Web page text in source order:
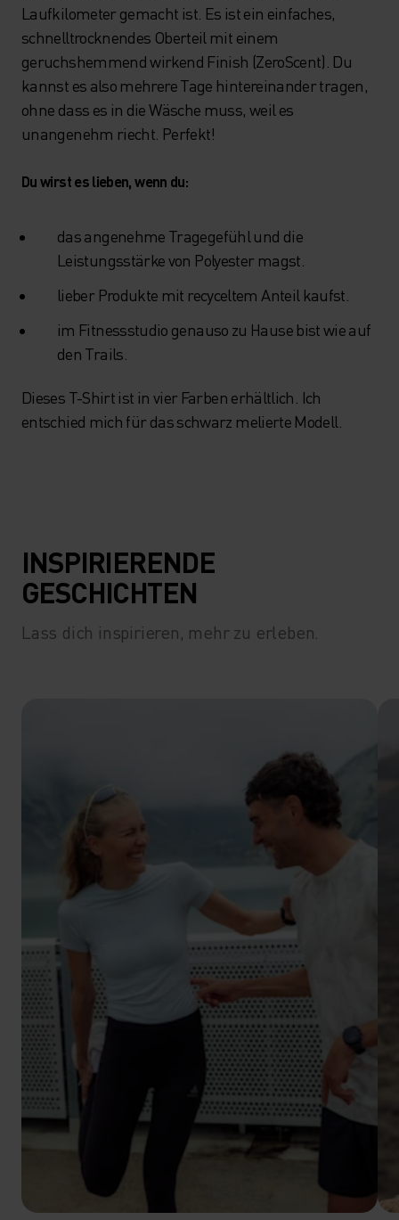
Laufkilometer gemacht ist. Es ist ein einfaches,
schnelltrocknendes Oberteil mit einem
geruchshemmend wirkend Finish (ZeroScent). Du
kannst es also mehrere Tage hintereinander tragen,
ohne dass es in die Wäsche muss, weil es
unangenehm riecht. Perfekt!
Du wirst es lieben, wenn du:
das angenehme Tragegefühl und die
Leistungsstärke von Polyester magst.
lieber Produkte mit recyceltem Anteil kaufst.
im Fitnessstudio genauso zu Hause bist wie auf
den Trails.
Dieses T-Shirt ist in vier Farben erhältlich. Ich
entschied mich für das schwarz melierte Modell.
INSPIRIERENDE
GESCHICHTEN
Lass dich inspirieren, mehr zu erleben.